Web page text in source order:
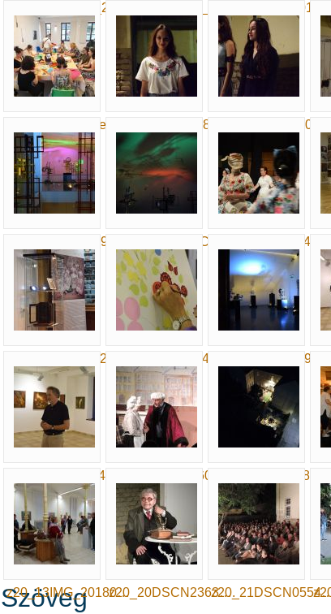
0_31_203109a_20… 0_20220626_0015…
202526a_schoffe… 220806_DSG_0860…
b2021_DSC_0097….x2021_003_DSC_0…x2021_DSA_0142….
x2021_DSC_0024….x2021_DSC_0047….x2021_DSC_0095….
y2019_ND3_0044….z20_01DSCN0608….z20_07DJI_0048….
z20_13IMG_20180…z20_20DSCN2363….
Szöveg